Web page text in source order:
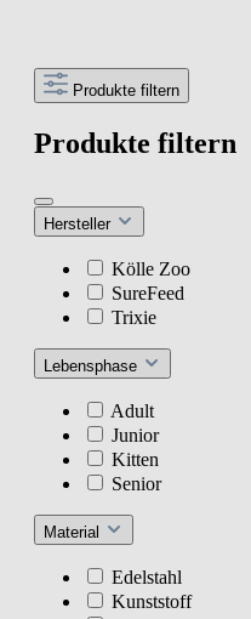
Produkte filtern
Produkte filtern
Hersteller
Kölle Zoo
SureFeed
Trixie
Lebensphase
Adult
Junior
Kitten
Senior
Material
Edelstahl
Kunststoff